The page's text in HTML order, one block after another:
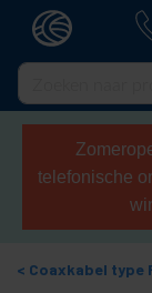
telefonische
Coaxkabel type